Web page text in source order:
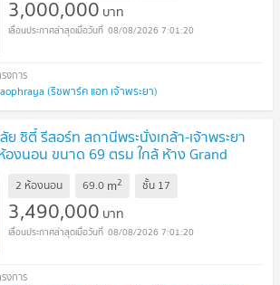
3,000,000 บาท
08/08/2026 7:01:20
(ริชพาร์ค แอท เจ้าพระยา)
ย ซิตี้ รีสอร์ท สถานีพระนั่งเกล้า-เจ้าพระยา
งนอน ขนาด 69 ตรม ใกล้ ห้าง Grand
2 ห้องนอน 69.0 m2 ชั้น 17
3,490,000 บาท
08/08/2026 7:01:20